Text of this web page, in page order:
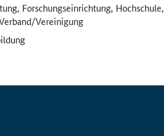
Forschungseinrichtung, Hochschule,
Vereinigung